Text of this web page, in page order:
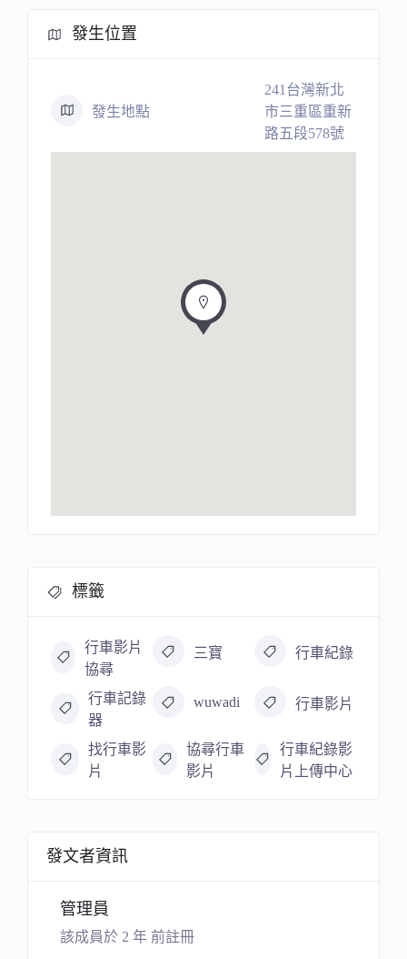
發生位置
發生地點
241台灣新北
市三重區重新
路五段578號
標籤
行車影片
協尋
三寶 行車紀錄
行車記錄
器
wuwadi 行車影片
找行車影
片
協尋行車
影片
行車紀錄影
片上傳中心
發文者資訊
管理員
該成員於 2 年 前註冊